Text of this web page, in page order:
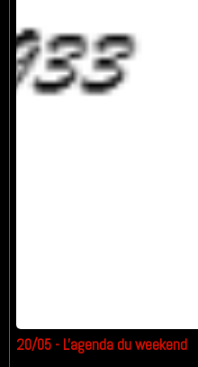
20/05 - L'agenda du weekend